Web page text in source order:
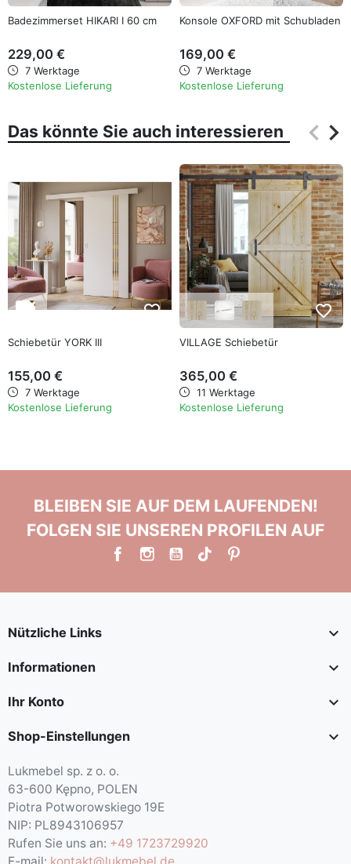
Badezimmerset HIKARI I 60 cm
229,00 €
7 Werktage
Kostenlose Lieferung
Konsole OXFORD mit Schubladen
169,00 €
7 Werktage
Kostenlose Lieferung
Das könnte Sie auch interessieren keyboard_arrow_left
keyboard_arrow_right
favorite_border
Schiebetür YORK III
155,00 €
7 Werktage
Kostenlose Lieferung
favorite_border
VILLAGE Schiebetür
365,00 €
11 Werktage
Kostenlose Lieferung
BLEIBEN SIE AUF DEM LAUFENDEN!
FOLGEN SIE UNSEREN PROFILEN AUF
Nützliche Links 
Informationen 
Ihr Konto 
Shop-Einstellungen 
Lukmebel sp. z o. o.
63-600 Kępno, POLEN
Piotra Potworowskiego 19E
NIP: PL8943106957
Rufen Sie uns an: +49 1723729920
E-mail: kontakt@lukmebel.de